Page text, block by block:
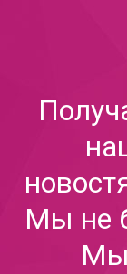
Мы не
Мы